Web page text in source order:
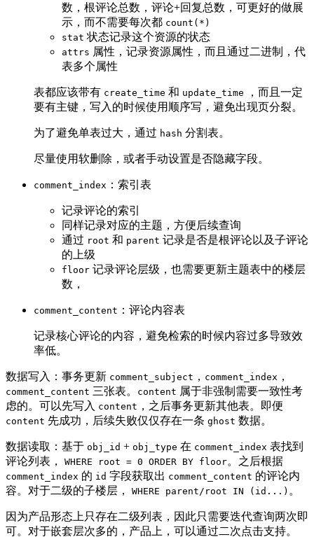
数，根评论总数，评论+回复总数，可更好的做展
示，而不需要每次都 count(*)
stat 状态记录这个资源的状态
attrs 属性，记录资源属性，而且通过二进制，代
表多个属性
表都应该带有 create_time 和 update_time
，而且一定
要有主键，写入的时候使用顺序写，避免出现页分裂。
为了避免单表过大，通过 hash 分割表。
尽量使用软删除，或者手动设置是否隐藏字段。
comment_index ：索引表
记录评论的索引
同样记录对应的主题，方便后续查询
通过 root 和 parent 记录是否是根评论以及子评论
的上级
floor 记录评论层级，也需要更新主题表中的楼层
数，
comment_content ：评论内容表
记录核心评论的内容，避免检索的时候内容过多导致效
率低。
数据写入：事务更新 comment_subject ， comment_index ，
comment_content 三张表。 content 属于非强制需要一致性考
虑的。可以先写入 content ，之后事务更新其他表。即便
content 先成功，后续失败仅仅存在一条 ghost 数据。
数据读取：基于 obj_id + obj_type 在 comment_index 表找到
评论列表， WHERE root = 0 ORDER BY floor。之后根据
comment_index 的 id 字段获取出 comment_content 的评论内
容。对于二级的子楼层， WHERE parent/root IN (id...) 。
因为产品形态上只存在二级列表，因此只需要迭代查询两次即
可。对于嵌套层次多的，产品上，可以通过二次点击支持。